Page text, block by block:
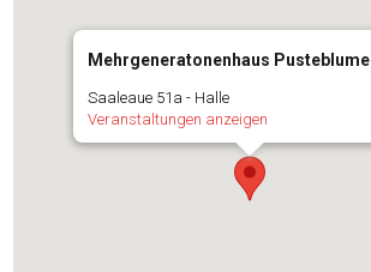
Mehrgeneratonenhaus Pusteblume
Saaleaue 51a - Halle
Veranstaltungen anzeigen